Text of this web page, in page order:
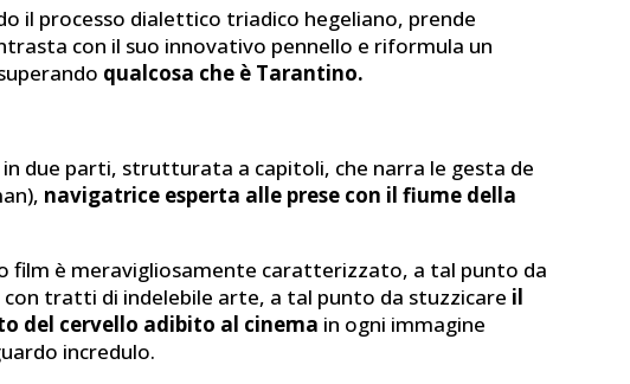
il processo dialettico triadico hegeliano, prende
con il suo innovativo pennello e riformula un
qualcosa che è Tarantino.
in due parti, strutturata a capitoli, che narra le gesta de
navigatrice esperta alle prese con il fiume della
film è meravigliosamente caratterizzato, a tal punto da
con tratti di indelebile arte, a tal punto da stuzzicare il
del cervello adibito al cinema in ogni immagine
incredulo.